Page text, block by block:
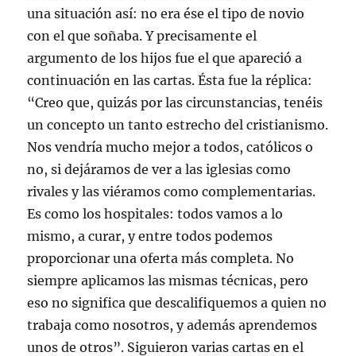
una situación así: no era ése el tipo de novio
con el que soñaba. Y precisamente el
argumento de los hijos fue el que apareció a
continuación en las cartas. Ésta fue la réplica:
“Creo que, quizás por las circunstancias, tenéis
un concepto un tanto estrecho del cristianismo.
Nos vendría mucho mejor a todos, católicos o
no, si dejáramos de ver a las iglesias como
rivales y las viéramos como complementarias.
Es como los hospitales: todos vamos a lo
mismo, a curar, y entre todos podemos
proporcionar una oferta más completa. No
siempre aplicamos las mismas técnicas, pero
eso no significa que descalifiquemos a quien no
trabaja como nosotros, y además aprendemos
unos de otros”. Siguieron varias cartas en el